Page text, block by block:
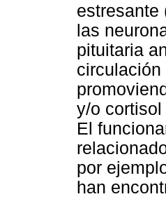
estresante
las
pituitaria
circulación
y/o cortisol
El
por
han